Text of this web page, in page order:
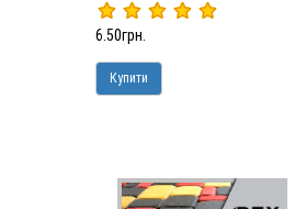
6.50грн.
Купити